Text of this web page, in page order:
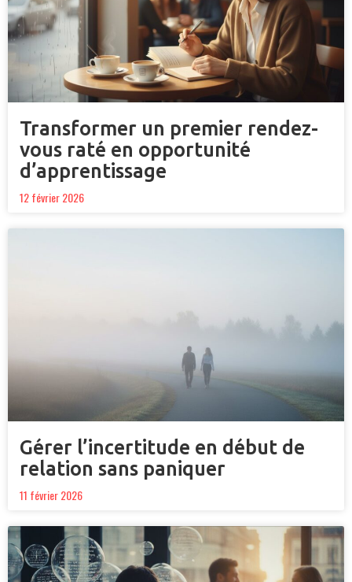
Transformer un premier rendez-
vous raté en opportunité
d’apprentissage
12 février 2026
Gérer l’incertitude en début de
relation sans paniquer
11 février 2026